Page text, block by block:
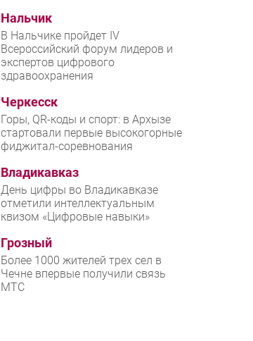
Нальчик
В Нальчике пройдет IV
Всероссийский форум лидеров и
экспертов цифрового
здравоохранения
Черкесск
Горы, QR-коды и спорт: в Архызе
стартовали первые высокогорные
фиджитал-соревнования
Владикавказ
День цифры во Владикавказе
отметили интеллектуальным
квизом «Цифровые навыки»
Грозный
Более 1000 жителей трех сел в
Чечне впервые получили связь
МТС